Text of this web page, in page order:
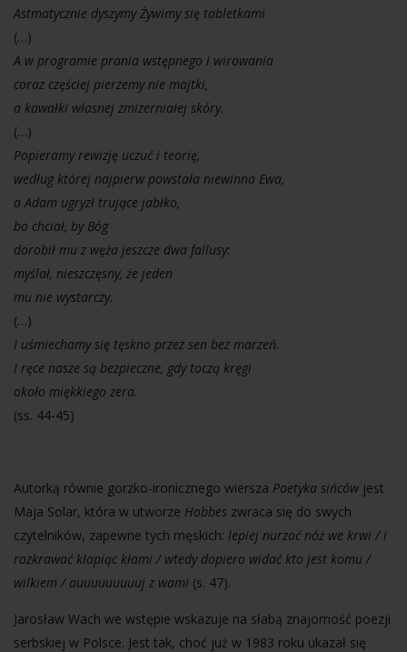
Astmatycznie dyszymy Żywimy się tabletkami
(…)
A w programie prania wstępnego i wirowania
coraz częściej pierzemy nie majtki,
a kawałki własnej zmizerniałej skóry.
(…)
Popieramy rewizję uczuć i teorię,
według której najpierw powstała niewinna Ewa,
a Adam ugryzł trujące jabłko,
bo chciał, by Bóg
dorobił mu z węża jeszcze dwa fallusy:
myślał, nieszczęsny, że jeden
mu nie wystarczy.
(…)
I uśmiechamy się tęskno przez sen bez marzeń.
I ręce nasze są bezpieczne, gdy toczą kręgi
około miękkiego zera.
(ss. 44-45)
Autorką równie gorzko-ironicznego wiersza Poetyka sińców jest
Maja Solar, która w utworze Hobbes zwraca się do swych
czytelników, zapewne tych męskich: lepiej nurzać nóż we krwi / i
rozkrawać kłapiąc kłami / wtedy dopiero widać kto jest komu /
wilkiem / auuuuuuuuuj z wami (s. 47).
Jarosław Wach we wstępie wskazuje na słabą znajomość poezji
serbskiej w Polsce. Jest tak, choć już w 1983 roku ukazał się